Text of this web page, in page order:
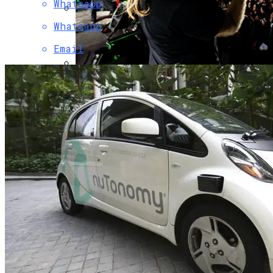
Citroen Сделает Ставку
На Продвижение Коммерческих Авто В
РФ
Музыкантов Группы «Би-2» Задержала
Туристическая Полиция Пхукета
Whatsapp
Whatsapp
Email